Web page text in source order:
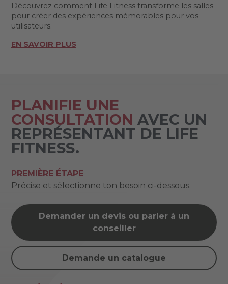
Découvrez comment Life Fitness transforme les salles
pour créer des expériences mémorables pour vos
utilisateurs.
EN SAVOIR PLUS
PLANIFIE UNE
CONSULTATION AVEC UN
REPRÉSENTANT DE LIFE
FITNESS.
PREMIÈRE ÉTAPE
Précise et sélectionne ton besoin ci-dessous.
Demander un devis ou parler à un
conseiller
Demande un catalogue